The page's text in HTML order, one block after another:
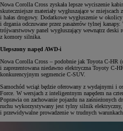
Nowa Corolla Cross zyskała lepsze wyciszenie
skuteczniejsze materiały wygłuszające w
i hałas drogowy. Dodatkowe wygłuszenie w
i drgania odczuwane przez pasażerów tylnej
trójwarstwowy panel wygłuszający wewnątrz
z komory silnika.
Ulepszony napęd AWD-i
Nowa Corolla Cross – podobnie jak Toyota C-HR
i zaprezentowana niedawno elektryczna Toyoty C-
konkurencyjnym segmencie C-SUV.
Samochód wciąż będzie oferowany z wydajnymi i
Force. W wersjach z inteligentnym napędem na
Poprawia on zachowanie pojazdu na zaśnieżonych
ruchu wykorzystywany jest tylny silnik
i przewidywalne prowadzenie w trudnych warunkach.